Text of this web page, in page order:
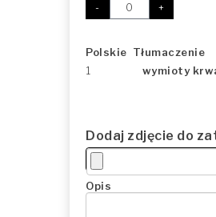
- +
Polskie Tłumaczenie
1
wymioty
Dodaj zdjęcie do
Opis